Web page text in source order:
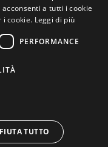
a tutti i cookie
i cookie. Leggi di più
PERFORMANCE
TUTTO